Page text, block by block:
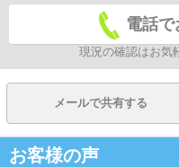
電話
現況の確認はお気
メールで共有する
お客様の声